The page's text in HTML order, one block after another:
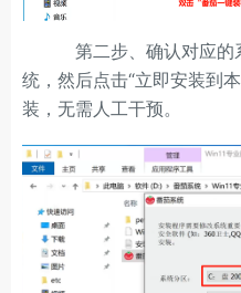
第二步、确认对应的
统，然后点击“立即安装到
装，无需人工干预。